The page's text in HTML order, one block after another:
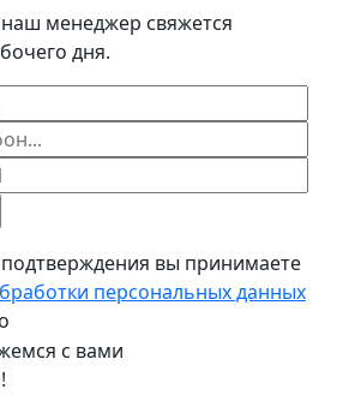
менеджер свяжется
дня.
вы принимаете
персональных данных
с вами